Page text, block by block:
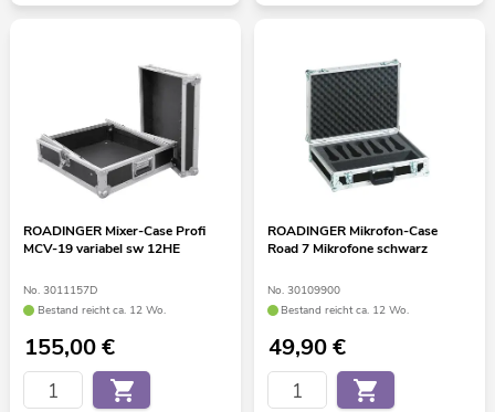
ROADINGER Mixer-Case Profi
MCV-19 variabel sw 12HE
No. 3011157D
Bestand reicht ca. 12 Wo.
155,00€
ROADINGER Mikrofon-Case
Road 7 Mikrofone schwarz
No. 30109900
Bestand reicht ca. 12 Wo.
49,90€